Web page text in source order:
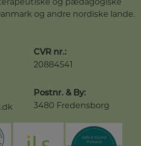
og andre nordiske lande.
CVR nr.:
20884541
Postnr. & By:
3480 Fredensborg